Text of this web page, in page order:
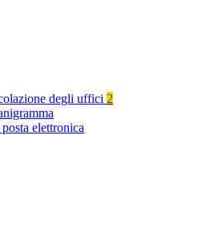
degli uffici 2
elettronica